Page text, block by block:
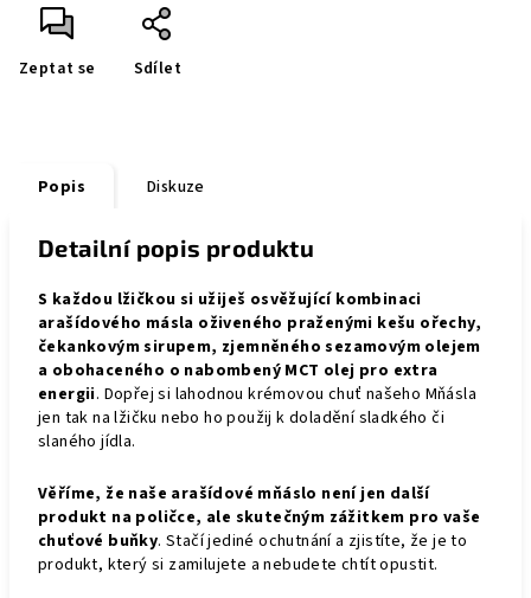
Zeptat se Sdílet
Popis Diskuze
Detailní popis produktu
S každou lžičkou si užiješ osvěžující kombinaci
arašídového másla oživeného praženými kešu ořechy,
čekankovým sirupem, zjemněného sezamovým olejem
a obohaceného o nabombený MCT olej pro extra
energii. Dopřej si lahodnou krémovou chuť našeho Mňásla
jen tak na lžičku nebo ho použij k doladění sladkého či
slaného jídla.
Věříme, že naše arašídové mňáslo není jen další
produkt na poličce, ale skutečným zážitkem pro vaše
chuťové buňky. Stačí jediné ochutnání a zjistíte, že je to
produkt, který si zamilujete a nebudete chtít opustit.